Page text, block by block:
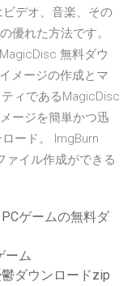
デオ、音楽、その
優れた方法です。
無料ダウ
メージの作成とマ
ィであるMagicDisc
ージを簡単かつ迅
ード。 ImgBurn
ァイル作成ができる
ゲームの無料ダ
ーム
ダウンロードzip